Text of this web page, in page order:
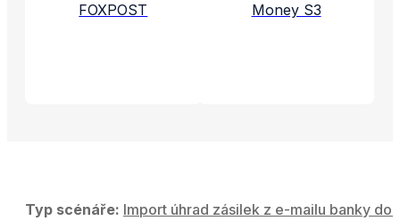
FOXPOST Money S3
Typ scénáře: Import úhrad zásilek z e-mailu banky do